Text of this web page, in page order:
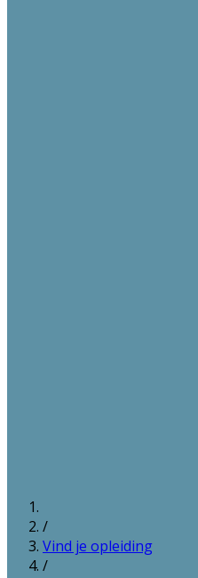
/
Vind je opleiding
/